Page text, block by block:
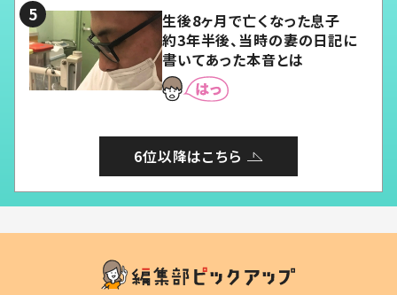
生後8ヶ月で亡くなった息子
約3年半後、当時の妻の日記に
書いてあった本音とは
6位以降はこちら